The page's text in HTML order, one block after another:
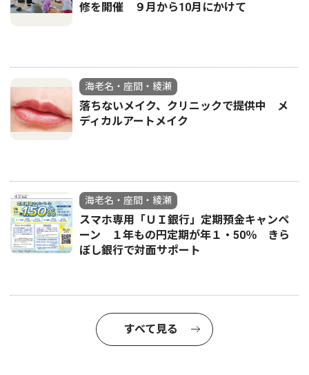
修を開催 ９月から10月にかけて
海老名・座間・綾瀬
落ちないメイク、クリニックで提供中 メ
ディカルアートメイク
海老名・座間・綾瀬
スマホ専用「ＵＩ銀行」定期預金キャンペ
ーン １年もの円定期が年１・50％ きら
ぼし銀行で対面サポート
すべて見る